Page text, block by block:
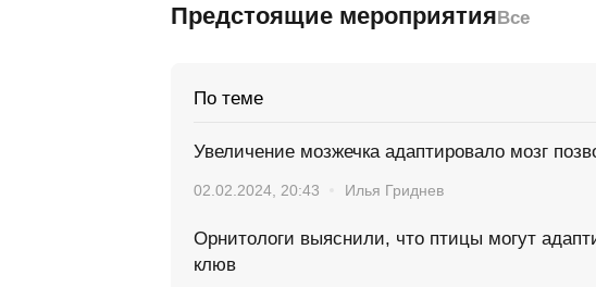
Предстоящие мероприятияВсе
По теме
Увеличение мозжечка адаптировало мозг
02.02.2024, 20:43 Илья Гриднев
Орнитологи выяснили, что птицы могут
клюв